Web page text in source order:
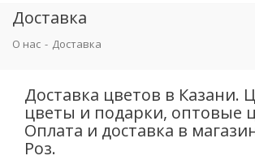
Доставка
О нас - Доставка
Доставка цветов в Казани.
цветы и подарки, оптовые
Оплата и доставка в
Роз.